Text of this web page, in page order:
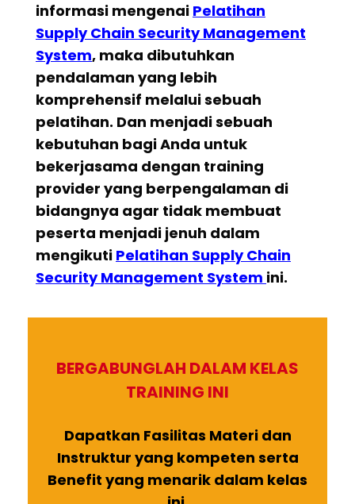
informasi mengenai Pelatihan
Supply Chain Security Management
System, maka dibutuhkan
pendalaman yang lebih
komprehensif melalui sebuah
pelatihan. Dan menjadi sebuah
kebutuhan bagi Anda untuk
bekerjasama dengan training
provider yang berpengalaman di
bidangnya agar tidak membuat
peserta menjadi jenuh dalam
mengikuti Pelatihan Supply Chain
Security Management System ini.
BERGABUNGLAH DALAM KELAS
TRAINING INI
Dapatkan Fasilitas Materi dan
Instruktur yang kompeten serta
Benefit yang menarik dalam kelas